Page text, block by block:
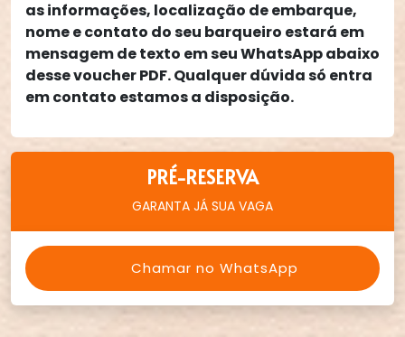
as informações, localização de embarque,
nome e contato do seu barqueiro estará em
mensagem de texto em seu WhatsApp abaixo
desse voucher PDF. Qualquer dúvida só entra
em contato estamos a disposição.
PRÉ-RESERVA
GARANTA JÁ SUA VAGA
Chamar no WhatsApp